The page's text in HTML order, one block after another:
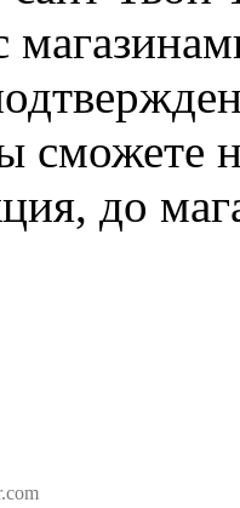
сможете
до